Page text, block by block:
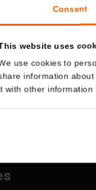
We use cookies to
share information
it with other